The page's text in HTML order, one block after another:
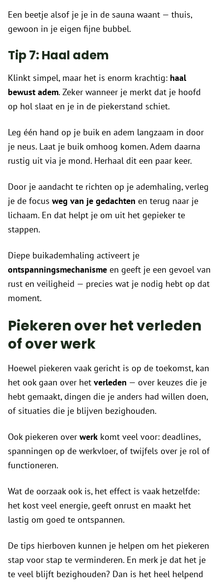
Een beetje alsof je je in de sauna waant — thuis,
gewoon in je eigen fijne bubbel.
Tip 7: Haal adem
Klinkt simpel, maar het is enorm krachtig: haal
bewust adem. Zeker wanneer je merkt dat je hoofd
op hol slaat en je in de piekerstand schiet.
Leg één hand op je buik en adem langzaam in door
je neus. Laat je buik omhoog komen. Adem daarna
rustig uit via je mond. Herhaal dit een paar keer.
Door je aandacht te richten op je ademhaling, verleg
je de focus weg van je gedachten en terug naar je
lichaam. En dat helpt je om uit het gepieker te
stappen.
Diepe buikademhaling activeert je
ontspanningsmechanisme en geeft je een gevoel van
rust en veiligheid — precies wat je nodig hebt op dat
moment.
Piekeren over het verleden
of over werk
Hoewel piekeren vaak gericht is op de toekomst, kan
het ook gaan over het verleden — over keuzes die je
hebt gemaakt, dingen die je anders had willen doen,
of situaties die je blijven bezighouden.
Ook piekeren over werk komt veel voor: deadlines,
spanningen op de werkvloer, of twijfels over je rol of
functioneren.
Wat de oorzaak ook is, het effect is vaak hetzelfde:
het kost veel energie, geeft onrust en maakt het
lastig om goed te ontspannen.
De tips hierboven kunnen je helpen om het piekeren
stap voor stap te verminderen. En merk je dat het je
te veel blijft bezighouden? Dan is het heel helpend